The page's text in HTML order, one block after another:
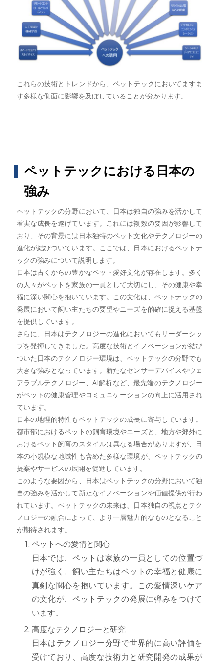
これらの技術とトレンドから、ペットテックにおいてますま
す多様な側面に影響を及ぼしていることが分かります。
ペットテックにおける日本の
強み
ペットテックの分野において、日本は独自の強みを活かして
着実な成長を遂げています。これには複数の要因が影響して
おり、その背景には日本独特のペット文化やテクノロジーの
進化が結びついています。ここでは、日本におけるペットテ
ックの強みについて説明します。
日本は古くからの豊かなペット愛好文化が存在します。多く
の人々がペットを家族の一員として大切にし、その健康や幸
福に深い関心を抱いています。この文化は、ペットテックの
発展において飼い主たちの要望やニーズを的確に捉える基盤
を提供しています。
さらに、日本はテクノロジーの進化においてもリーダーシッ
プを発揮してきました。高度な技術とイノベーションが結び
ついた日本のテクノロジー環境は、ペットテックの分野でも
大きな強みとなっています。新たなセンサーデバイスやウェ
アラブルテクノロジー、AI解析など、最先端のテクノロジー
がペットの健康管理やコミュニケーションの向上に活用され
ています。
日本の地理的特性もペットテックの成長に寄与しています。
都市部におけるペットの飼育環境やニーズと、地方や郊外に
おけるペット飼育のスタイルは異なる場合がありますが、日
本の小規模な地域性も含めた多様な環境が、ペットテックの
提案やサービスの展開を促進しています。
このような要因から、日本はペットテックの分野において独
自の強みを活かして新たなイノベーションや価値提供が行わ
れています。ペットテックの未来は、日本独自の視点とテク
ノロジーの融合によって、より一層魅力的なものとなること
が期待されます。
ペットへの愛情と関心
日本では、ペットは家族の一員としての位置づ
けが強く、飼い主たちはペットの幸福と健康に
真剣な関心を抱いています。この愛情深いケア
の文化が、ペットテックの発展に弾みをつけて
います。
高度なテクノロジーと研究
日本はテクノロジー分野で世界的に高い評価を
受けており、高度な技術力と研究開発の成果が